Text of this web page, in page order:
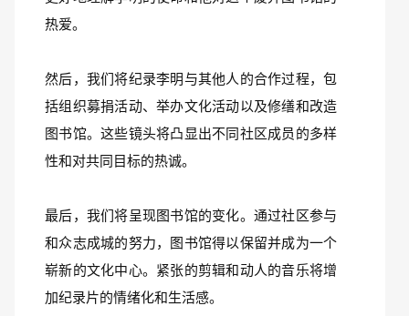
热爱。
然后，我们将纪录李明与其他人的合作过程，包
括组织募捐活动、举办文化活动以及修缮和改造
图书馆。这些镜头将凸显出不同社区成员的多样
性和对共同目标的热诚。
最后，我们将呈现图书馆的变化。通过社区参与
和众志成城的努力，图书馆得以保留并成为一个
崭新的文化中心。紧张的剪辑和动人的音乐将增
加纪录片的情绪化和生活感。